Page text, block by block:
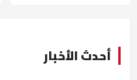
أحدث الأخبار